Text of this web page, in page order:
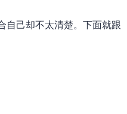
自己却不太清楚。下面就跟